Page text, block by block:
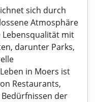
sich durch
Atmosphäre
Lebensqualität mit
darunter Parks,
in Moers ist
Restaurants,
der